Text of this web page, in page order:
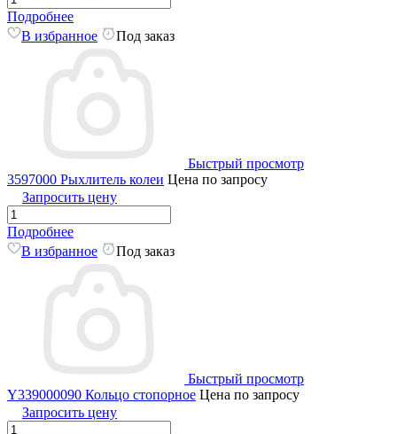
Подробнее
В избранное
Под заказ
Быстрый просмотр
3597000 Рыхлитель колеи Цена по запросу
Запросить цену
Подробнее
В избранное
Под заказ
Быстрый просмотр
Y339000090 Кольцо стопорное Цена по запросу
Запросить цену